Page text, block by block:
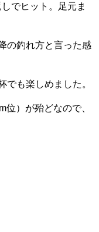
でヒット。足元ま
の釣れ方と言った感
でも楽しめました。
）が殆どなので、